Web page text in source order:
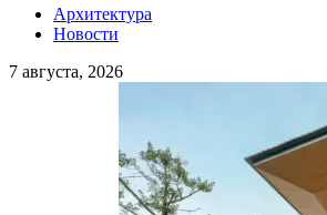
Архитектура
Новости
7 августа, 2026